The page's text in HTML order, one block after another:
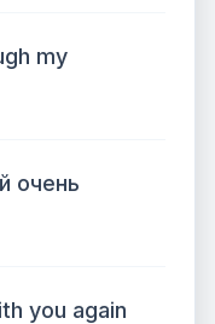
my
очень
you again